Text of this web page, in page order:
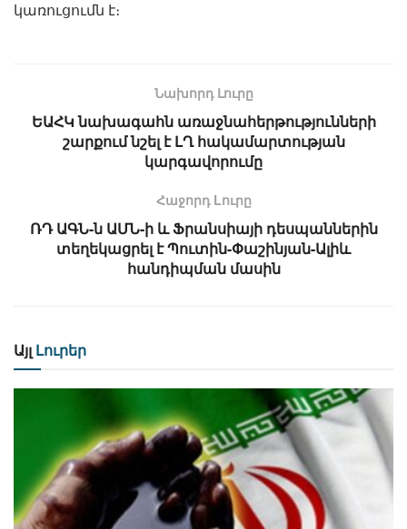
կառուցումն է։
Նախորդ Լուրը
ԵԱՀԿ նախագահն առաջնահերթությունների
շարքում նշել է ԼՂ հակամարտության
կարգավորումը
Հաջորդ Lուրը
ՌԴ ԱԳՆ-ն ԱՄՆ-ի և Ֆրանսիայի դեսպաններին
տեղեկացրել է Պուտին-Փաշինյան-Ալիև
հանդիպման մասին
Այլ Լուրեր